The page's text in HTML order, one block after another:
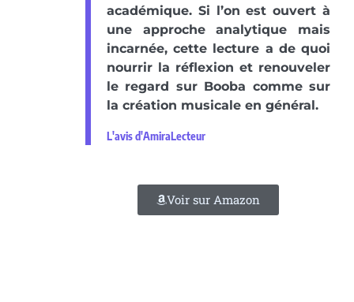
académique. Si l’on est ouvert à
une approche analytique mais
incarnée, cette lecture a de quoi
nourrir la réflexion et renouveler
le regard sur Booba comme sur
la création musicale en général.
L'avis d'AmiraLecteur
Voir sur Amazon